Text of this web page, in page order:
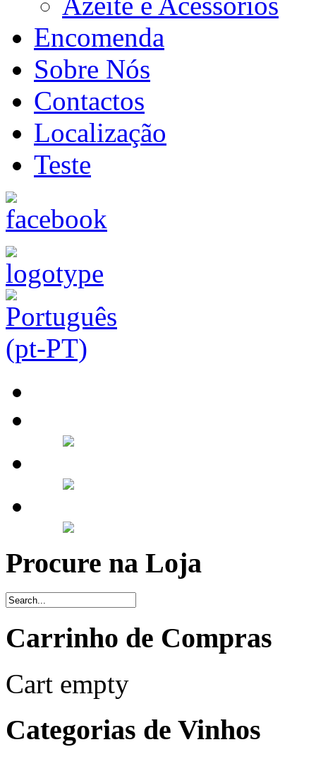
Encomenda
Sobre Nós
Contactos
Localização
Teste
Procure na Loja
Carrinho de Compras
Cart empty
Categorias de Vinhos